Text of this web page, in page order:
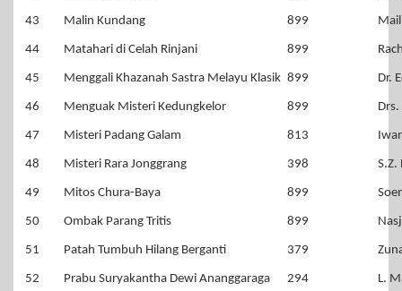
43 Malin Kundang 899
44 Matahari di Celah Rinjani 899
45 Menggali Khazanah Sastra Melayu Klasik 899 Dr.
46 Menguak Misteri Kedungkelor 899
47 Misteri Padang Galam 813
48 Misteri Rara Jonggrang 398
49 Mitos Chura-Baya 899
50 Ombak Parang Tritis 899
51 Patah Tumbuh Hilang Berganti 379
52 Prabu Suryakantha Dewi Ananggaraga 294 L.